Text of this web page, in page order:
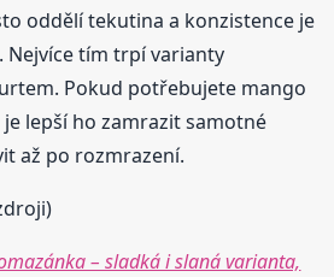
oddělí tekutina a konzistence je
Nejvíce tím trpí varianty
Pokud potřebujete mango
lepší ho zamrazit samotné
až po rozmrazení.
– sladká i slaná varianta,